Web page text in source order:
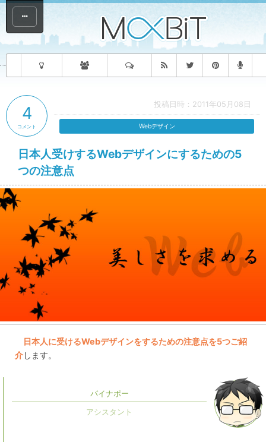
投稿日時：2011年05月08日
日本人受けするWebデザインにするための5
つの注意点
4
コメント Webデザイン
日本人に受けるWebデザインをするための注意点を5つご紹
介します。
パイナポー